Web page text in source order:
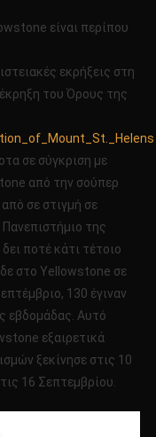
είναι περίπου
εκρήξεις στη
του Όρους της
σε σύγκριση με
από την σούπερ
σε στιγμή σε
της
ποτέ κάτι τέτοιο
στο Yellowstone σε
130 έγιναν
εβδομάδας. Αυτό
εξαιρετικά
ξεκίνησε στις 10
16 Σεπτεμβρίου.